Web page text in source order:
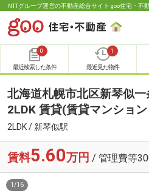
NTTグループ運営の不動産総合サイト goo住宅・不
0
最近検索した条件
1
最近見た物件
北海道札幌市北区新琴似
2LDK 賃貸(賃貸マンショ
2LDK / 新琴似駅
賃料5.60万円 / 管理費等
1 /16